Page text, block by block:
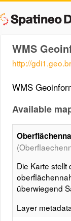
WMS
http://
WMS
Available
Die Karte stellt
überwiegend
Layer